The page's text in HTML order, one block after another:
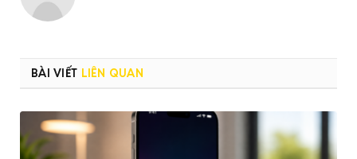
BÀI VIẾT LIÊN QUAN